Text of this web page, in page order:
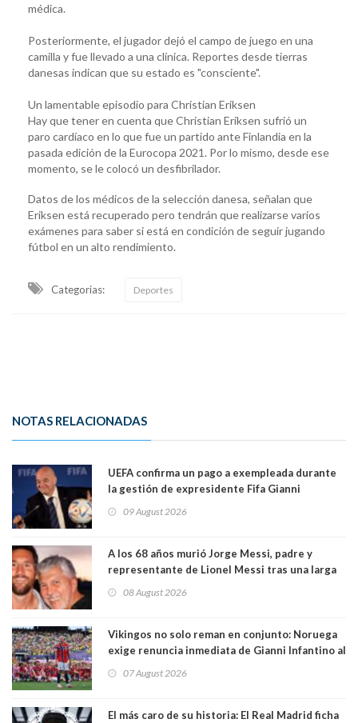
médica.
Posteriormente, el jugador dejó el campo de juego en una
camilla y fue llevado a una clínica. Reportes desde tierras
danesas indican que su estado es "consciente".
Un lamentable episodio para Christian Eriksen
Hay que tener en cuenta que Christian Eriksen sufrió un
paro cardíaco en lo que fue un partido ante Finlandia en la
pasada edición de la Eurocopa 2021. Por lo mismo, desde ese
momento, se le colocó un desfibrilador.
Datos de los médicos de la selección danesa, señalan que
Eriksen está recuperado pero tendrán que realizarse varios
exámenes para saber si está en condición de seguir jugando
fútbol en un alto rendimiento.
Categorias: Deportes
NOTAS RELACIONADAS
UEFA confirma un pago a exempleada durante
la gestión de expresidente Fifa Gianni
relación sentimental
09 August 2026
A los 68 años murió Jorge Messi, padre y
representante de Lionel Messi tras una larga
08 August 2026
Vikingos no solo reman en conjunto: Noruega
exige renuncia inmediata de Gianni Infantino al
07 August 2026
El más caro de su historia: El Real Madrid ficha